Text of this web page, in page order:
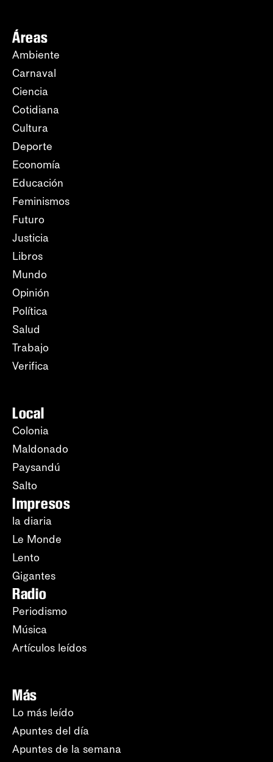
Áreas
Ambiente
Carnaval
Ciencia
Cotidiana
Cultura
Deporte
Economía
Educación
Feminismos
Futuro
Justicia
Libros
Mundo
Opinión
Política
Salud
Trabajo
Verifica
Local
Colonia
Maldonado
Paysandú
Salto
Impresos
la diaria
Le Monde
Lento
Gigantes
Radio
Periodismo
Música
Artículos leídos
Más
Lo más leído
Apuntes del día
Apuntes de la semana